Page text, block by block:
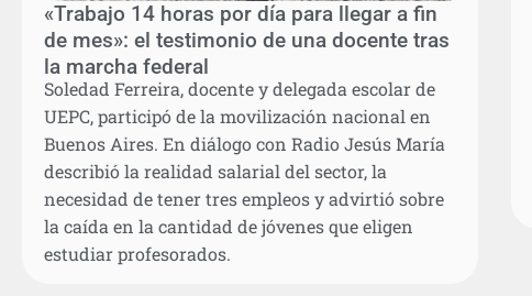
«Trabajo 14 horas por día para llegar a fin
de mes»: el testimonio de una docente tras
la marcha federal
Soledad Ferreira, docente y delegada escolar de
UEPC, participó de la movilización nacional en
Buenos Aires. En diálogo con Radio Jesús María
describió la realidad salarial del sector, la
necesidad de tener tres empleos y advirtió sobre
la caída en la cantidad de jóvenes que eligen
estudiar profesorados.